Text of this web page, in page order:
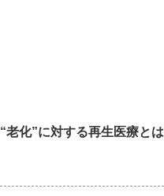
“老化”に対する再生医療とは